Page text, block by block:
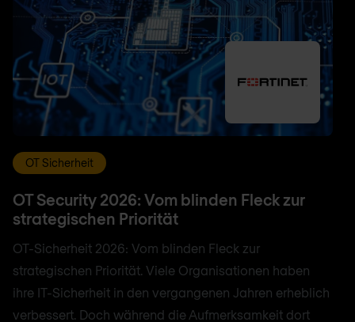
OT Sicherheit
OT Security 2026: Vom blinden Fleck zur
strategischen Priorität
OT-Sicherheit 2026: Vom blinden Fleck zur
strategischen Priorität. Viele Organisationen haben
ihre IT-Sicherheit in den vergangenen Jahren erheblich
verbessert. Doch während die Aufmerksamkeit dort